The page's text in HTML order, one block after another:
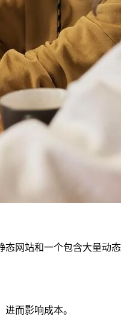
网站和一个包含大量动
而影响成本。